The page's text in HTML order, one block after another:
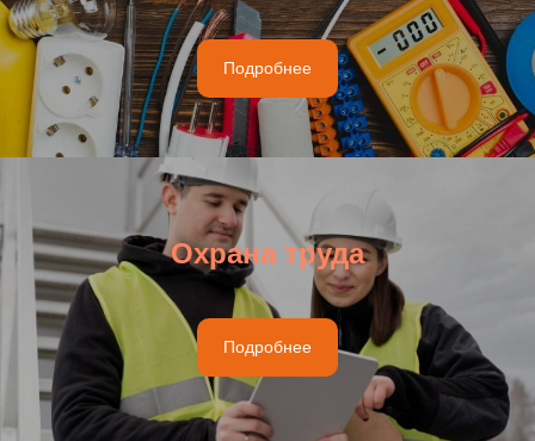
Подробнее
Охрана труда
Подробнее